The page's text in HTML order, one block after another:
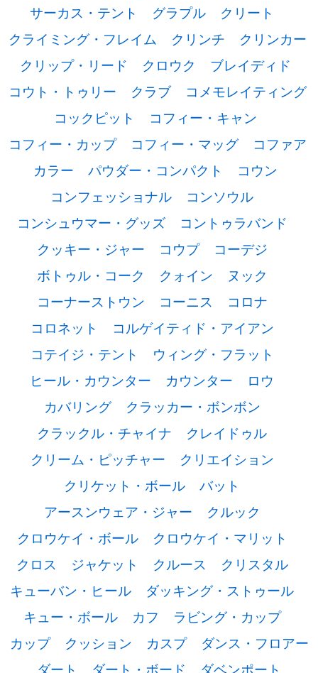
サーカス・テント
グラプル
クリート
クライミング・フレイム
クリンチ
クリンカー
クリップ・リード
クロウク
ブレイディド
コウト・トゥリー
クラブ
コメモレイティング
コックピット
コフィー・キャン
コフィー・カップ
コフィー・マッグ
コファア
カラー
パウダー・コンパクト
コウン
コンフェッショナル
コンソウル
コンシュウマー・グッズ
コントゥラバンド
クッキー・ジャー
コウプ
コーデジ
ボトゥル・コーク
クォイン
ヌック
コーナーストウン
コーニス
コロナ
コロネット
コルゲイティド・アイアン
コテイジ・テント
ウィング・フラット
ヒール・カウンター
カウンター
ロウ
カバリング
クラッカー・ボンボン
クラックル・チャイナ
クレイドゥル
クリーム・ピッチャー
クリエイション
クリケット・ボール
バット
アースンウェア・ジャー
クルック
クロウケイ・ボール
クロウケイ・マリット
クロス
ジャケット クルース
クリスタル
キューバン・ヒール
ダッキング・ストゥール
キュー・ボール
カフ
ラビング・カップ
カップ
クッション カスプ
ダンス・フロアー
ダート
ダート・ボード
ダベンポート